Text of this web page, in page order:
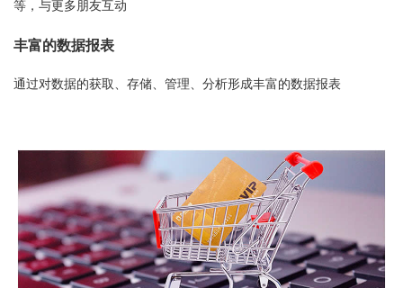
等，与更多朋友互动
丰富的数据报表
通过对数据的获取、存储、管理、分析形成丰富的数据报表